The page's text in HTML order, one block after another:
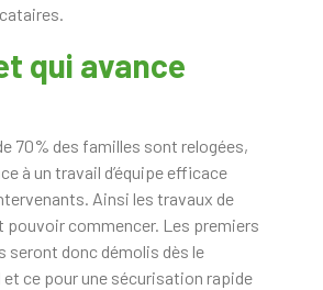
qui avance
70% des familles sont relogées,
à un travail d’équipe efficace
Ainsi les travaux de
commencer. Les premiers
seront donc démolis dès le
et ce pour une sécurisation rapide